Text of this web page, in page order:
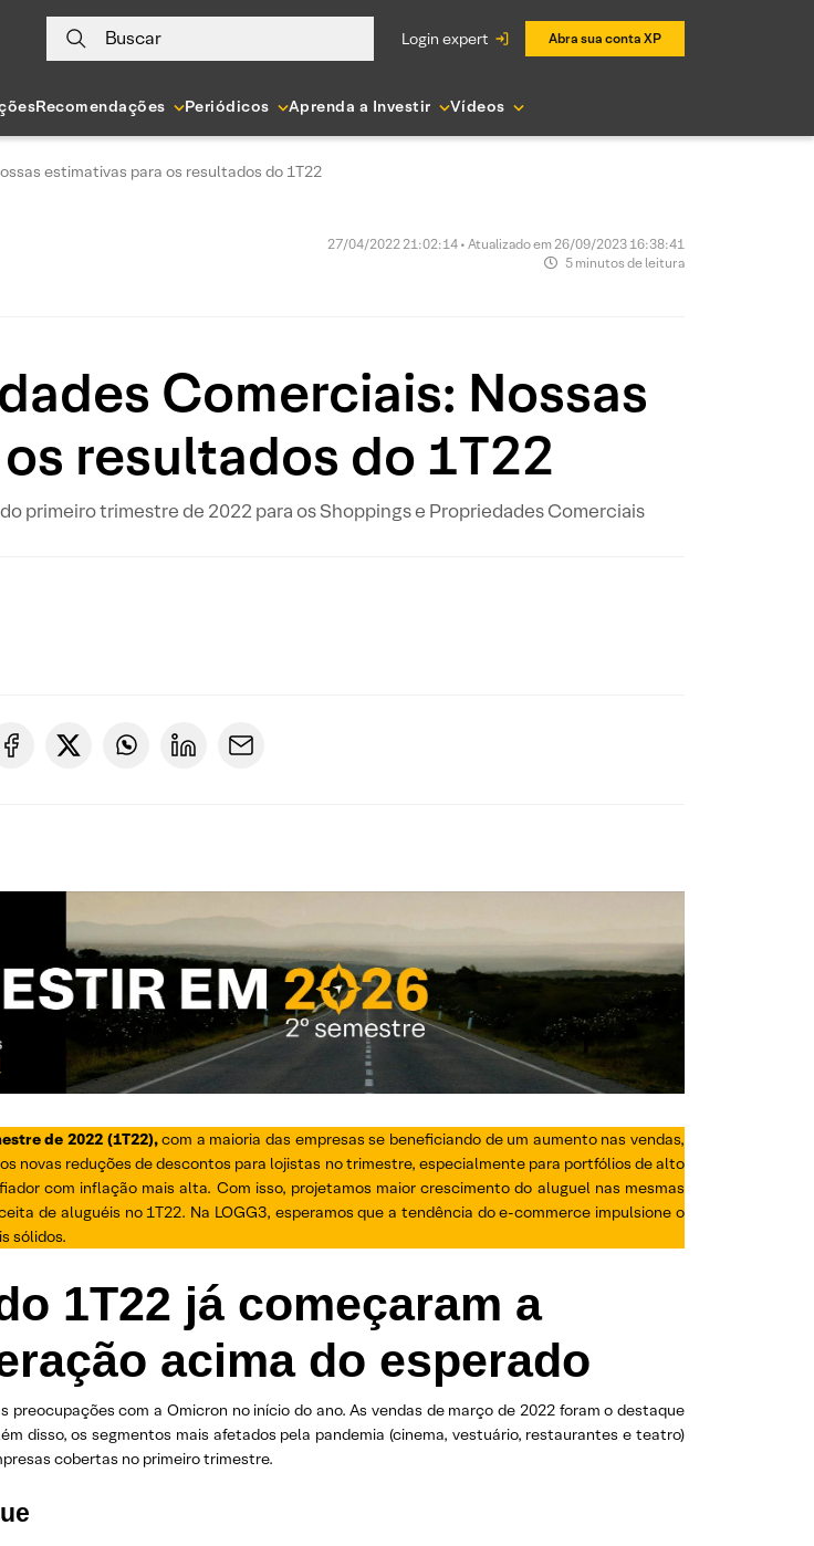
Buscar login expert Abra sua conta XP
Recomendações Periódicos Aprenda a Investir Vídeos
estimativas para os resultados do 1T22
27/04/2022 21:02:14 • Atualizado em 26/09/2023 16:38:41
5 minutos de leitura
Comerciais: Nossas
resultados do 1T22
primeiro trimestre de 2022 para os Shoppings e Propriedades Comerciais
de 2022 (1T22),com a maioria das empresas se beneficiando de um aumento nas vendas,
novas reduções de descontos para lojistas no trimestre, especialmente para portfólios de alto
com inflação mais alta. Com isso, projetamos maior crescimento do aluguel nas mesmas
de aluguéis no 1T22. Na LOGG3, esperamos que a tendência do e-commerce impulsione o
sólidos.
1T22 já começaram a
acima do esperado
com a Omicron no início do ano. As vendas de março de 2022 foram o destaque
disso, os segmentos mais afetados pela pandemia (cinema, vestuário, restaurantes e teatro)
cobertas no primeiro trimestre.